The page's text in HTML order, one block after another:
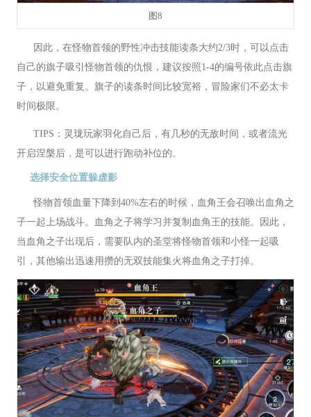
图8
因此，在怪物首领的野性冲击技能读条大约2/3时，可以点击
自己的旗子吸引怪物首领的仇恨，建议按照1-4的编号依此点击旗
子，以避免重复。旗子的读条时间比较宽裕，冒险家们不必太卡
时间极限。
TIPS：灵珑玩家羽化自己后，有几秒的无敌时间，或者流光
开启涅槃后，是可以进行跑动补位的。
选择安全位置躲虚影
怪物首领血量下降到40%左右的时候，血角王会召唤出血角之
子一起上场战斗。血角之子将学习并复制血角王的技能。因此，
当血角之子出现后，需要队内的圣堂将怪物首领和小怪一起吸
引，其他输出迅速用攒的无双技能集火将血角之子打掉。